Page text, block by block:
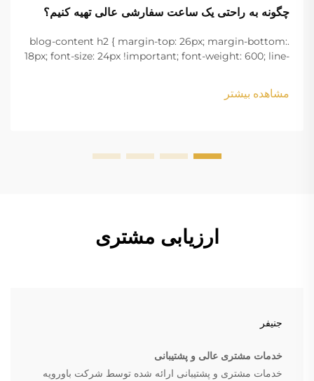
چگونه به راحتی یک ساعت سفارشی عالی تهیه کنیم؟
.blog-content h2 { margin-top: 26px; margin-bottom:
18px; font-size: 24px !important; font-weight: 600; line-
margin-bottom: 18px; font-size: 20px !important; font-
w...
مشاهده بیشتر
ارزیابی مشتری
جنیفر
خدمات مشتری عالی و پشتیبانی
خدمات مشتری و پشتیبانی ارائه شده توسط شرکت باورویه